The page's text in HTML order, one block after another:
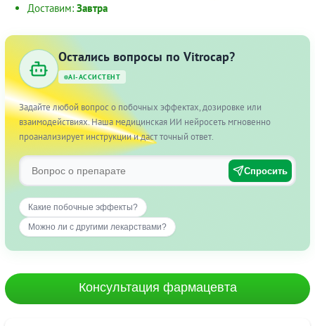
Доставим: Завтра
Остались вопросы по Vitrocap?
AI-АССИСТЕНТ
Задайте любой вопрос о побочных эффектах, дозировке или
взаимодействиях. Наша медицинская ИИ нейросеть мгновенно
проанализирует инструкции и даст точный ответ.
Спросить
Какие побочные эффекты?
Можно ли с другими лекарствами?
Консультация фармацевта